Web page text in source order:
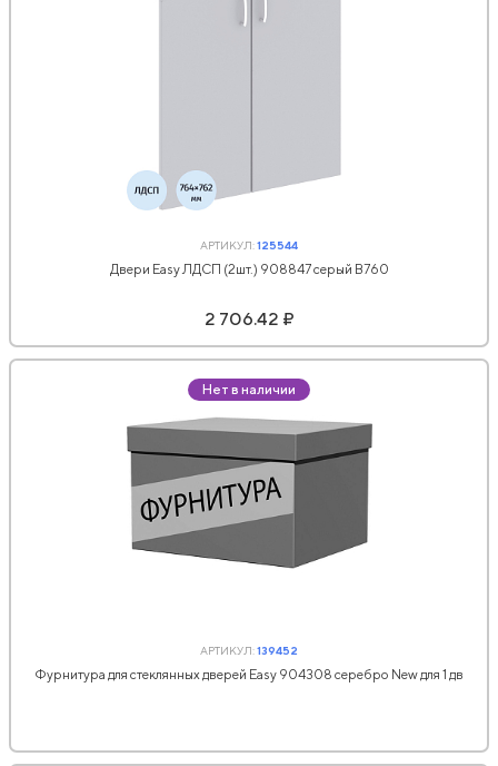
АРТИКУЛ:125544
Двери Easy ЛДСП (2шт.) 908847 серый В760
2 706.42 ₽
Нет в наличии
АРТИКУЛ:139452
Фурнитура для стеклянных дверей Easy 904308 серебро New для 1 дв